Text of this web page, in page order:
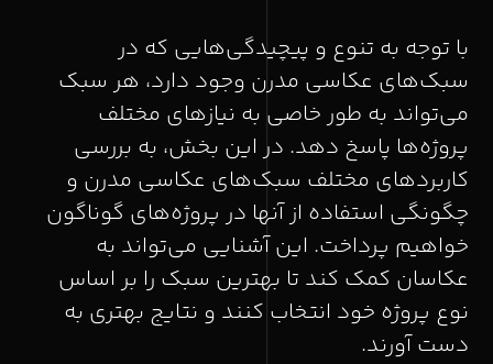
با توجه به تنوع و پیچیدگی‌هایی که در
سبک‌های عکاسی مدرن وجود دارد، هر سبک
می‌تواند به طور خاصی به نیازهای مختلف
پروژه‌ها پاسخ دهد. در این بخش، به بررسی
کاربردهای مختلف سبک‌های عکاسی مدرن و
چگونگی استفاده از آنها در پروژه‌های گوناگون
خواهیم پرداخت. این آشنایی می‌تواند به
عکاسان کمک کند تا بهترین سبک را بر اساس
نوع پروژه خود انتخاب کنند و نتایج بهتری به
دست آورند.